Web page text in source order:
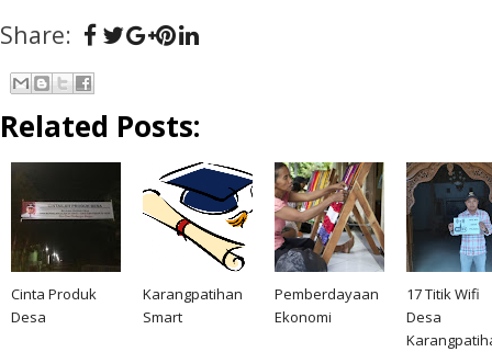
Share:
Related Posts:
Cinta Produk
Desa
Karangpatihan
Smart
Pemberdayaan
Ekonomi
17 Titik Wifi
Desa